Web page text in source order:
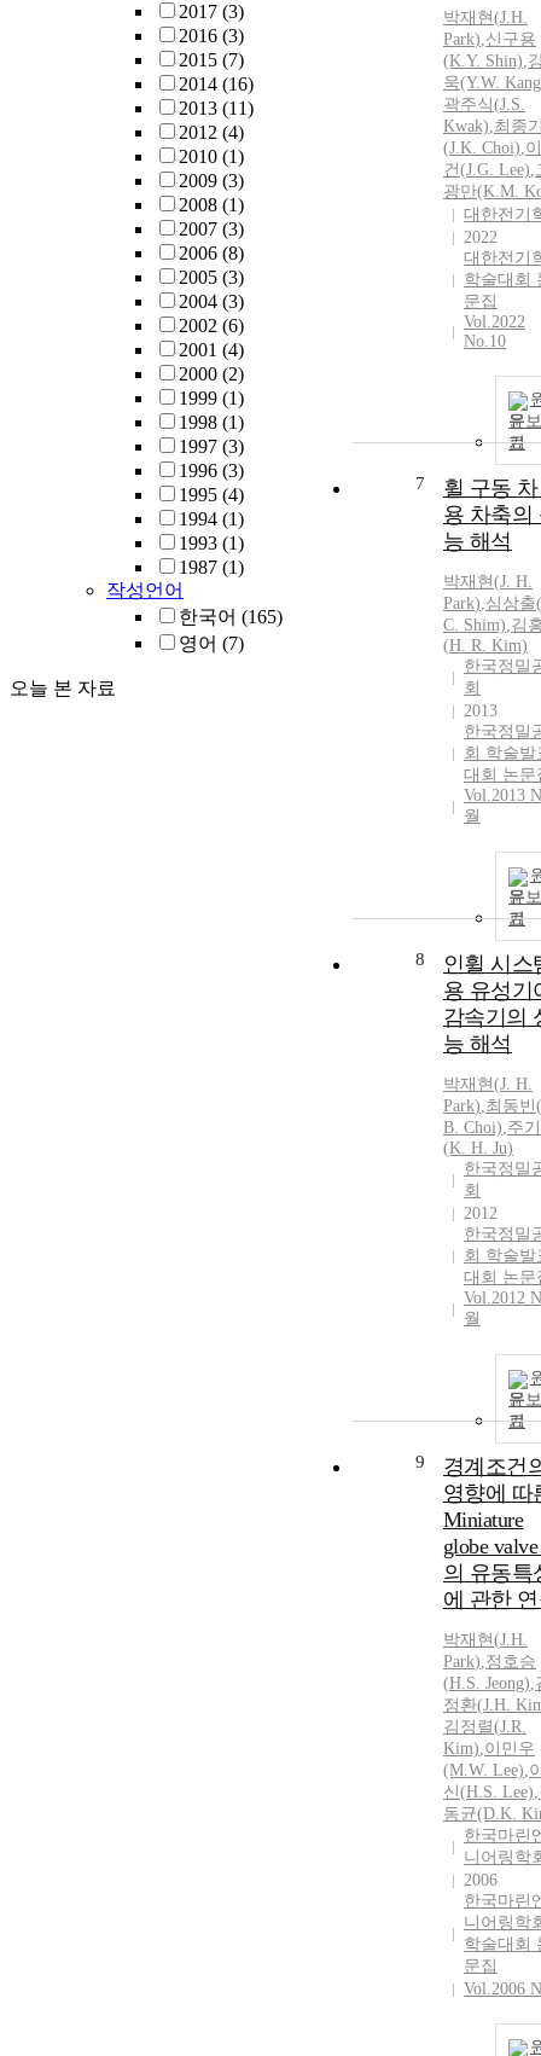
2017 (3)
2016 (3)
2015 (7)
2014 (16)
2013 (11)
2012 (4)
2010 (1)
2009 (3)
2008 (1)
2007 (3)
2006 (8)
2005 (3)
2004 (3)
2002 (6)
2001 (4)
2000 (2)
1999 (1)
1998 (1)
1997 (3)
1996 (3)
1995 (4)
1994 (1)
1993 (1)
1987 (1)
작성언어
한국어 (165)
영어 (7)
오늘 본 자료
박재현(J.H.
Park),신구용
(K.Y. Shin),
욱(Y.W.
곽주식(J.S.
Kwak),최종
(J.K. Choi),
건(J.G. Lee),
광만(K.M.
대한전기
2022
대한전기
학술대회
문집
Vol.2022
No.10
문보
기
7
휠 구동
용 차축의
능 해석
박재현(J. H.
Park),심상출
C. Shim),김
(H. R. Kim)
한국정밀
회
2013
한국정밀
회 학술발
대회 논문
Vol.2013
월
문보
기
8
인휠 시스
용 유성기
감속기의
능 해석
박재현(J. H.
Park),최동빈
B. Choi),주
(K. H. Ju)
한국정밀
회
2012
한국정밀
회 학술발
대회 논문
Vol.2012
월
문보
기
9
경계조건
영향에 따
Miniature
globe
의 유동특
에 관한
박재현(J.H.
Park),정호승
(H.S. Jeong),
정환(J.H.
김정렬(J.R.
Kim),이민우
(M.W. Lee),
신(H.S. Lee),
동균(D.K.
한국마린
니어링학
2006
한국마린
니어링학
학술대회
문집
Vol.2006